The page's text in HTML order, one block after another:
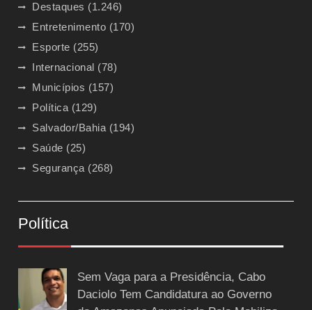
Destaques (1.246)
Entretenimento (170)
Esporte (255)
Internacional (78)
Municípios (157)
Política (129)
Salvador/Bahia (194)
Saúde (25)
Segurança (268)
Política
Sem Vaga para a Presidência, Cabo
Daciolo Tem Candidatura ao Governo